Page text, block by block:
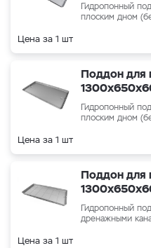
Гидропонный
плоским дном
Цена за 1 шт
Поддон для
Гидропонный
плоским дном
Цена за 1 шт
Поддон для
Гидропонный
дренажными
Цена за 1 шт